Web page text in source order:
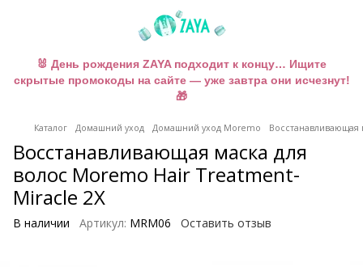
🐰 День рождения ZAYA подходит к концу… Ищите
скрытые промокоды на сайте — уже завтра они исчезнут!
🎁
Каталог Домашний уход Домашний уход Moremo Восстанавливающая
Восстанавливающая маска для
волос Moremo Hair Treatment-
Miracle 2X
В наличии Артикул: MRM06 Оставить отзыв